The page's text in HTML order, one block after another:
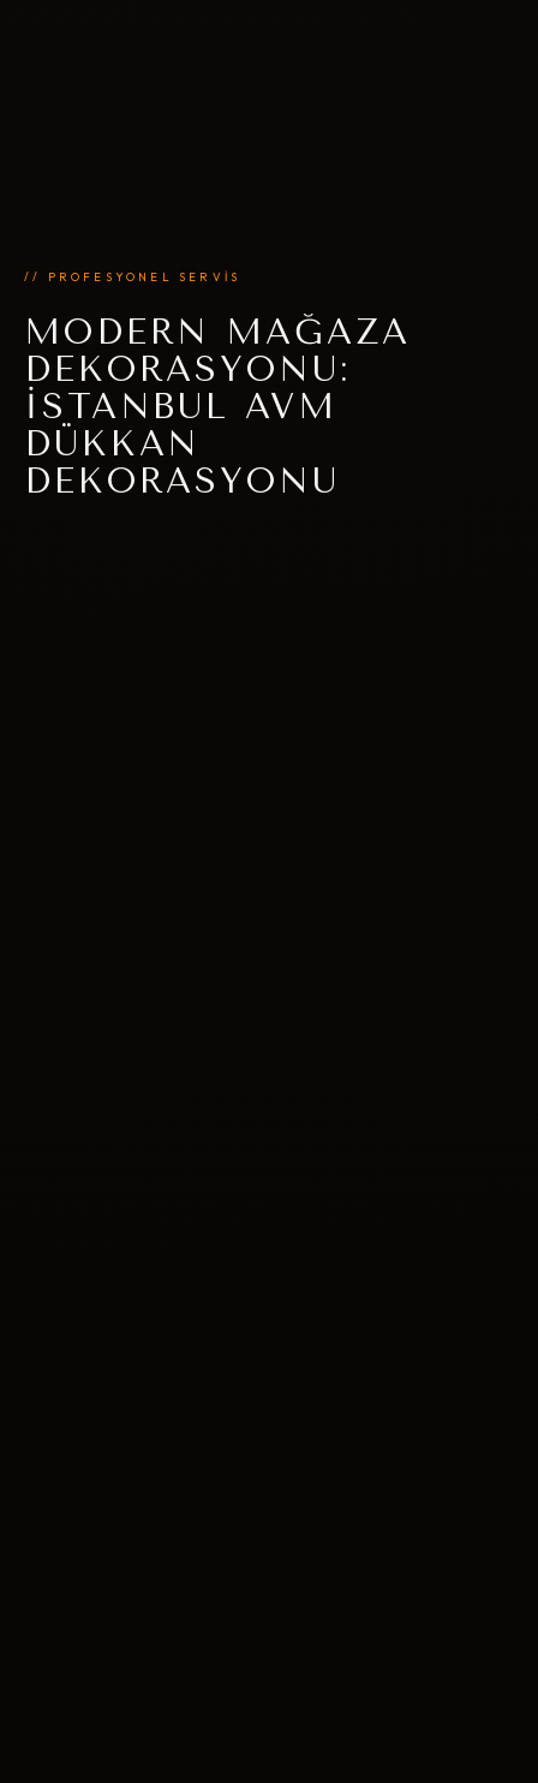
// PROFESYONEL SERVİS
MODERN MAĞAZA
DEKORASYONU:
İSTANBUL AVM
DÜKKAN
DEKORASYONU